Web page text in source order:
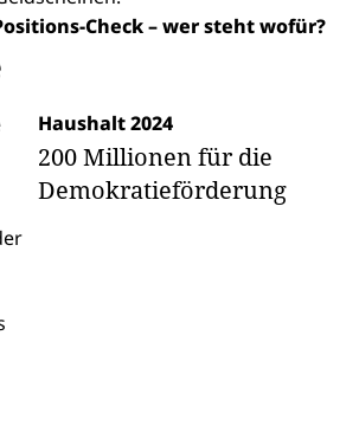
Check – wer steht wofür?
Haushalt 2024
200 Millionen für die
Demokratieförderung